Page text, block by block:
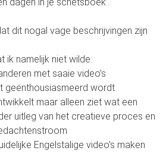
dit nogal vage beschrijvingen zijn
ik namelijk niet wilde:
met saaie video’s
geënthousiasmeerd wordt
maar alleen ziet wat een
uitleg van het creatieve proces en
Engelstalige video's maken